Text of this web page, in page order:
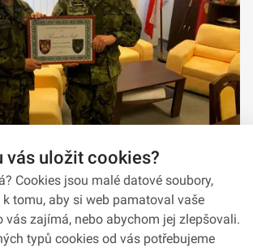
vás uložit cookies?
Cookies jsou malé datové soubory,
tomu, aby si web pamatoval vaše
vás zajímá, nebo abychom jej zlepšovali.
typů cookies od vás potřebujeme